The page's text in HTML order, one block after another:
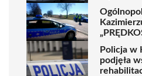
Policja w
podjęła